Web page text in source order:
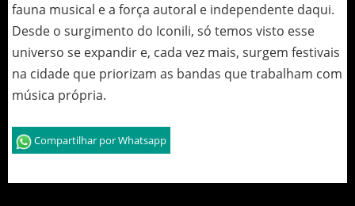
fauna musical e a força autoral e independente daqui.
Desde o surgimento do Iconili, só temos visto esse
universo se expandir e, cada vez mais, surgem festivais
na cidade que priorizam as bandas que trabalham com
música própria.
Compartilhar por Whatsapp